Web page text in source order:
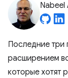
Nabeel
Последние три
расширением
которые хотят